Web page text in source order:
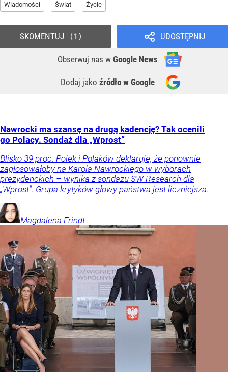
Wiadomości Świat Życie
UDOSTĘPNIJ
Obserwuj nas w Google News
Dodaj jako źródło w Google
SKOMENTUJ 1
Nawrocki ma szansę na drugą kadencję? Tak ocenili
go Polacy. Sondaż dla „Wprost”
Blisko 39 proc. Polek i Polaków deklaruje, że ponownie
zagłosowałoby na Karola Nawrockiego w wyborach
prezydenckich – wynika z sondażu SW Research dla
„Wprost”. Grupa krytyków głowy państwa jest liczniejsza.
Magdalena Frindt